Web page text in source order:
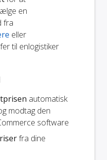
en
fra
eller
til enlogistiker
automatisk
modtag den
software
fra dine